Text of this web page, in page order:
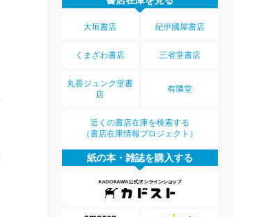
大垣書店 紀伊國屋書店
くまざわ書店 三省堂書店
丸善ジュンク堂書
店
有隣堂
近くの書店在庫を検索する
（書店在庫情報プロジェクト）
紙の本・雑誌を購入する